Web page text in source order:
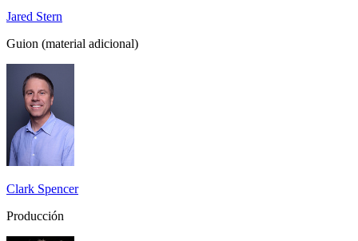
Jared Stern
Guion (material adicional)
Clark Spencer
Producción